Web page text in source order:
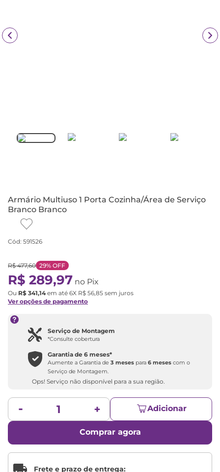
Armário Multiuso 1 Porta Cozinha/Área de Serviço
Branco Branco
Cód: 591526
R$ 477,60 29% OFF
R$ 289,97 no Pix
Ou R$ 341,14em até 6X R$ 56,85 sem juros
Ver opções de pagamento
Serviço de Montagem
*Consulte cobertura
Garantia de6 meses*
Aumente a Garantia de3 meses para6 meses com o
Serviço de Montagem.
Ops! Serviço não disponível para a sua região.
Adicionar
Comprar agora